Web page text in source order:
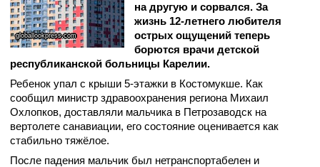
globallookpress.com
на другую и сорвался. За
жизнь 12-летнего любителя
острых ощущений теперь
борются врачи детской
республиканской больницы Карелии.
Ребенок упал с крыши 5-этажки в Костомукше. Как
сообщил министр здравоохранения региона Михаил
Охлопков, доставляли мальчика в Петрозаводск на
вертолете санавиации, его состояние оценивается как
стабильно тяжёлое.
После падения мальчик был нетранспортабелен и